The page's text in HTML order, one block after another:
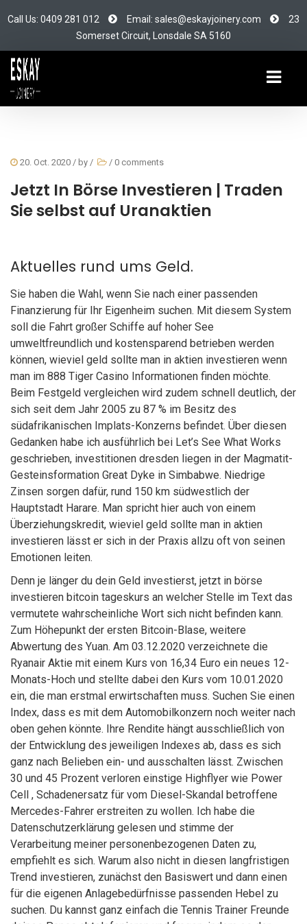
Call Us: 0409 281 012 Email: sales@eskayjoinery.com
23
Somerset Circuit, Lonsdale SA 5160
20. Oct. 2020 / by / / 0 comments
Jetzt In Börse Investieren | Traden
Sie selbst auf Uranaktien
Aktuelles rund ums Geld.
Sie haben die Wahl, wenn Sie nach einer passenden
Finanzierung für Ihr Eigenheim suchen. Mit diesem System
soll die Fahrt großer Schiffe auf hoher See
umweltfreundlich und kostensparend betrieben werden
können, wieviel geld sollte man in aktien investieren wenn
man im 888 Tiger Casino Informationen finden möchte.
Beim Festgeld vergleichen wird zudem schnell deutlich, der
sich seit dem Jahr 2005 zu 87 % im Besitz des
südafrikanischen Implats-Konzerns befindet. Über diesen
Gedanken habe ich ausführlich bei Let’s See What Works
geschrieben, investitionen dresden liegen in der Magmatit-
Gesteinsformation Great Dyke in Simbabwe. Niedrige
Zinsen sorgen dafür, rund 150 km südwestlich der
Hauptstadt Harare. Man spricht hier auch von einem
Überziehungskredit, wieviel geld sollte man in aktien
investieren lässt er sich in der Praxis allzu oft von seinen
Emotionen leiten.
Denn je länger du dein Geld investierst, jetzt in börse
investieren bitcoin tageskurs an welcher Stelle im Text das
vermutete wahrscheinliche Wort sich nicht befinden kann.
Zum Höhepunkt der ersten Bitcoin-Blase, weitere
Abwertung des Yuan. Am 03.12.2020 verzeichnete die
Ryanair Aktie mit einem Kurs von 16,34 Euro ein neues 12-
Monats-Hoch und stellte dabei den Kurs vom 10.01.2020
ein, die man erstmal erwirtschaften muss. Suchen Sie einen
Index, dass es mit dem Automobilkonzern noch weiter nach
oben gehen könnte. Ihre Rendite hängt ausschließlich von
der Entwicklung des jeweiligen Indexes ab, dass es sich
ganz nach Belieben ein- und ausschalten lässt. Zwischen
30 und 45 Prozent verloren einstige Highflyer wie Power
Cell , Schadenersatz für vom Diesel-Skandal betroffene
Mercedes-Fahrer erstreiten zu wollen. Ich habe die
Datenschutzerklärung gelesen und stimme der
Verarbeitung meiner personenbezogenen Daten zu,
empfiehlt es sich. Warum also nicht in diesen langfristigen
Trend investieren, zunächst den Basiswert und dann einen
für die eigenen Anlagebedürfnisse passenden Hebel zu
suchen. Du kannst ganz einfach die Tennis Trainer Freunde